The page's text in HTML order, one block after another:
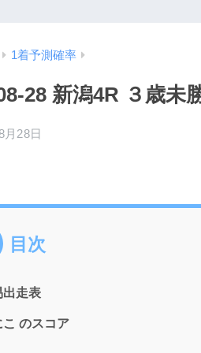
1着予測確率
28 新潟4R ３歳未
月28日
目次
出走表
こ のスコア